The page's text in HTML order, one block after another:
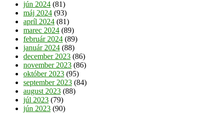
jún 2024 (81)
máj 2024 (93)
apríl 2024 (81)
marec 2024 (89)
február 2024 (89)
január 2024 (88)
december 2023 (86)
november 2023 (86)
október 2023 (95)
september 2023 (84)
august 2023 (88)
júl 2023 (79)
jún 2023 (90)